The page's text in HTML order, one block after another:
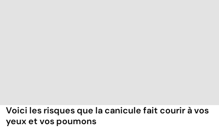
Voici les risques que la canicule fait courir à vos
yeux et vos poumons